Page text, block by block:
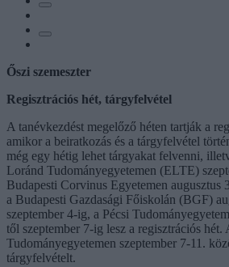
Őszi szemeszter
Regisztrációs hét, tárgyfelvétel
A tanévkezdést megelőző héten tartják a
amikor a beiratkozás és a tárgyfelvétel
még egy hétig lehet tárgyakat felvenni,
Loránd Tudományegyetemen (ELTE)
Budapesti Corvinus Egyetemen augusztus
a Budapesti Gazdasági Főiskolán (BGF)
szeptember 4-ig, a Pécsi
től szeptember 7-ig lesz a regisztrációs hét.
Tudományegyetemen szeptember 7-11.
tárgyfelvételt.